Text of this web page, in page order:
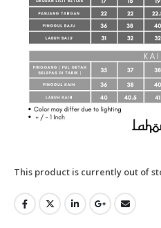
This product is currently out of